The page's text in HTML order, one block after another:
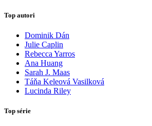
Top autori
Dominik Dán
Julie Caplin
Rebecca Yarros
Ana Huang
Sarah J. Maas
Táňa Keleová Vasilková
Lucinda Riley
Top série